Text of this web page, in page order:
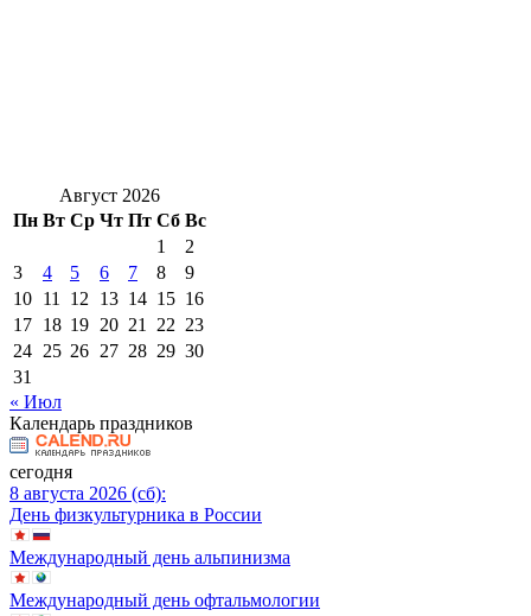
Август 2026
Пн Вт Ср Чт Пт Сб Вс
1
2
3
4 5 6 7 8
9
10 11 12 13 14 15 16
17 18 19 20 21 22 23
24 25 26 27 28 29 30
31
« Июл
Календарь праздников
сегодня
8 августа 2026 (сб):
День физкультурника в России
Международный день альпинизма
Международный день офтальмологии